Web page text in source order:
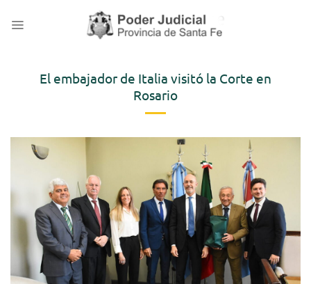
El embajador de Italia visitó la Corte en
Rosario